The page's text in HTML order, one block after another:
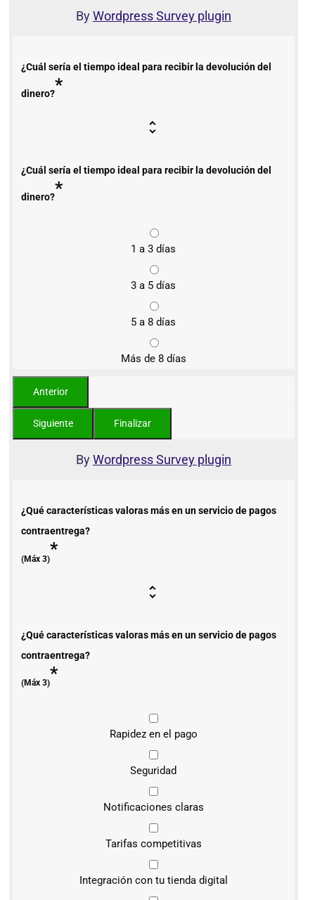
ByWordpress Survey plugin
¿Cuál sería el tiempo ideal para recibir la devolución del
dinero?*
¿Cuál sería el tiempo ideal para recibir la devolución del
dinero?*
1 a 3 días
3 a 5 días
5 a 8 días
Más de 8 días
ByWordpress Survey plugin
¿Qué características valoras más en un servicio de pagos
contraentrega?
(Máx 3)*
¿Qué características valoras más en un servicio de pagos
contraentrega?
(Máx 3)*
Rapidez en el pago
Seguridad
Notificaciones claras
Tarifas competitivas
Integración con tu tienda digital